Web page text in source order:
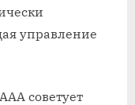
управление
советует